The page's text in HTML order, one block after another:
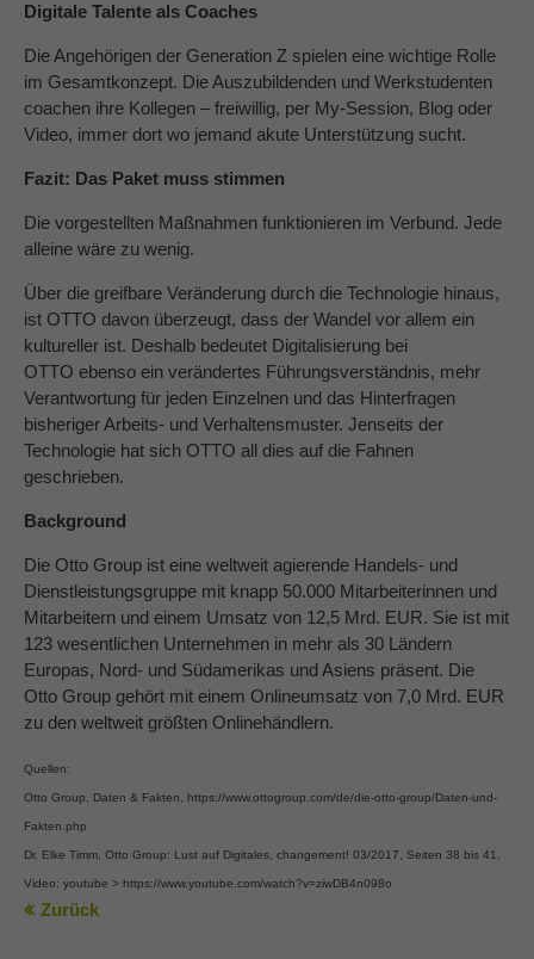
Digitale Talente als Coaches
Die Angehörigen der Generation Z spielen eine wichtige Rolle
im Gesamtkonzept. Die Auszubildenden und Werkstudenten
coachen ihre Kollegen – freiwillig, per My-Session, Blog oder
Video, immer dort wo jemand akute Unterstützung sucht.
Fazit: Das Paket muss stimmen
Die vorgestellten Maßnahmen funktionieren im Verbund. Jede
alleine wäre zu wenig.
Über die greifbare Veränderung durch die Technologie hinaus,
ist OTTO davon überzeugt, dass der Wandel vor allem ein
kultureller ist. Deshalb bedeutet Digitalisierung bei
OTTO ebenso ein verändertes Führungsverständnis, mehr
Verantwortung für jeden Einzelnen und das Hinterfragen
bisheriger Arbeits- und Verhaltensmuster. Jenseits der
Technologie hat sich OTTO all dies auf die Fahnen
geschrieben.
Background
Die Otto Group ist eine weltweit agierende Handels- und
Dienstleistungsgruppe mit knapp 50.000 Mitarbeiterinnen und
Mitarbeitern und einem Umsatz von 12,5 Mrd. EUR. Sie ist mit
123 wesentlichen Unternehmen in mehr als 30 Ländern
Europas, Nord- und Südamerikas und Asiens präsent. Die
Otto Group gehört mit einem Onlineumsatz von 7,0 Mrd. EUR
zu den weltweit größten Onlinehändlern.
Quellen:
Otto Group, Daten & Fakten, https://www.ottogroup.com/de/die-otto-group/Daten-und-
Fakten.php
Dr. Elke Timm, Otto Group: Lust auf Digitales, changement! 03/2017, Seiten 38 bis 41.
Video: youtube > https://www.youtube.com/watch?v=ziwDB4n098o
Zurück